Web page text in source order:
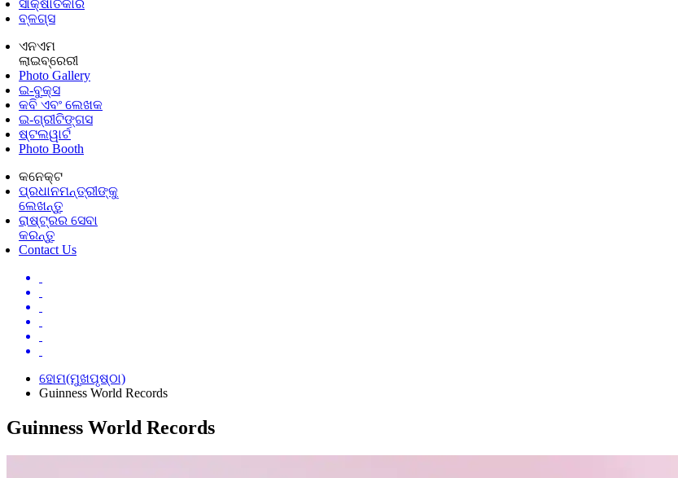
ସାକ୍ଷାତକାର
ବ୍ଳଗ୍ସ
ଏନଏମ
ଲାଇବ୍ରେରୀ
Photo Gallery
ଇ-ବୁକ୍ସ
କବି ଏବଂ ଲେଖକ
ଇ-ଗ୍ରୀଟିଙ୍ଗସ
ଷ୍ଟଲୱାର୍ଟ
Photo Booth
କନେକ୍ଟ
ପ୍ରଧାନମନ୍ତ୍ରୀଙ୍କୁ
ଲେଖନ୍ତୁ
ରାଷ୍ଟ୍ରର ସେବା
କରନ୍ତୁ
Contact Us
ହୋମ(ମୁଖପୃଷ୍ଠା)
Guinness World Records
Guinness World Records